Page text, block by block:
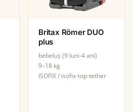
Britax Römer DUO
plus
bebeluș (9 luni-4 ani)
9–18 kg
ISOFIX / isofix-top-tether